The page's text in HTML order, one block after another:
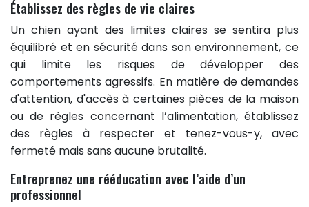
Établissez des règles de vie claires
Un chien ayant des limites claires se sentira plus
équilibré et en sécurité dans son environnement, ce
qui limite les risques de développer des
comportements agressifs. En matière de demandes
d'attention, d'accès à certaines pièces de la maison
ou de règles concernant l’alimentation, établissez
des règles à respecter et tenez-vous-y, avec
fermeté mais sans aucune brutalité.
Entreprenez une rééducation avec l’aide d’un
professionnel